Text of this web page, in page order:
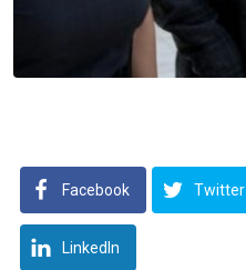
Facebook Twitter
LinkedIn